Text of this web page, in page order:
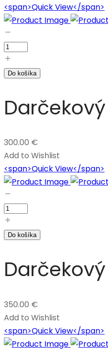
<span>Quick View</span>
Do košíka
300.00 €
Add to Wishlist
<span>Quick View</span>
Do košíka
350.00 €
Add to Wishlist
<span>Quick View</span>